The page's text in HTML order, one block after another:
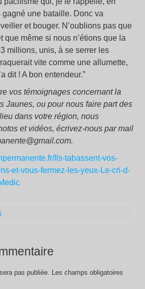
gagné une bataille. Donc va
et bouger. N’oublions pas que
que même si nous n’étions que la
millions, unis, à se serrer les
vite comme une allumette,
dit ! A bon entendeur.”
vos témoignages concernant la
Jaunes, ou pour nous faire part des
dans votre région, nous
et vidéos, écrivez-nous par mail
Ils-tabassent-vos-
et-vous-fermez-les-yeux-Le-cri-d-
pas publiée. Les champs obligatoires